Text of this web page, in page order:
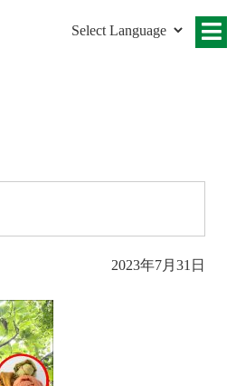
2023年7月31日